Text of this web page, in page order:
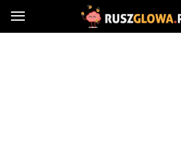
Ruszglowa.pl